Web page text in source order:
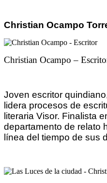
Christian Ocampo
Christian Ocampo –
Joven escritor
lidera procesos de
literaria Visor. Finalista
departamento de relato
línea del tiempo de sus